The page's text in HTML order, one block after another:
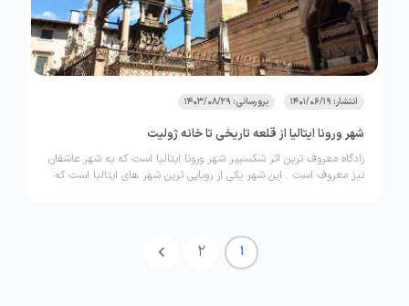
انتشار: 1401/06/19 برورسانی: 1403/08/29
شهر ورونا ایتالیا از قلعه تاریخی تا خانه ژولیت
زادگاه معروف ترین اثر شکسپیر شهر ورونا ایتالیا است که به شهر عاشقان
نیز معروف است . این شهر یکی از رویایی ترین شهر های ایتالیا است که
1
2